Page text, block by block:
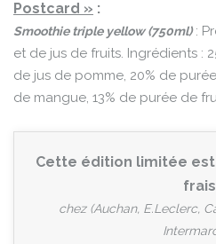
Postcard » :
Smoothie triple yellow (750ml):
et de jus de fruits. Ingrédients :
de jus de pomme, 20% de
de mangue, 13% de purée de
Cette édition limitée
frais
chez (Auchan, E.Leclerc,